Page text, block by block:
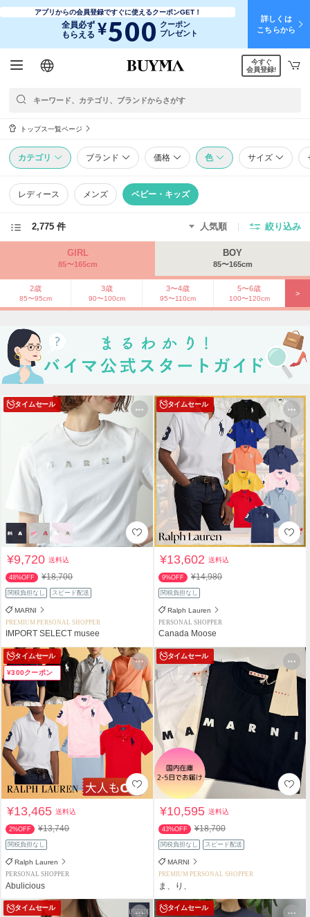
アプリからの会員登録ですぐに使えるクーポンGET！
全員必ず
もらえる ¥500 クーポン
プレゼント
詳しくは
こちらから
日本語
English
简体中文
繁體中文
今すぐ
会員登録!
トップス一覧ページ
カテゴリ ブランド 価格 色 サイズ
レディース メンズ ベビー・キッズ
2,775 件 人気順 絞り込み
GIRL
85〜165cm
BOY
85〜165cm
2歳
85〜95cm
3歳
90〜100cm
3〜4歳
95〜110cm
5〜6歳
100〜120cm
>
タイムセール
¥9,720送料込
48%OFF ¥18,700
関税負担なし スピード配送
MARNI
PREMIUM PERSONAL SHOPPER
IMPORT SELECT musee
タイムセール
¥13,602送料込
9%OFF ¥14,980
関税負担なし
Ralph Lauren
PERSONAL SHOPPER
Canada Moose
タイムセール
¥300クーポン
¥13,465送料込
2%OFF ¥13,740
関税負担なし
Ralph Lauren
PERSONAL SHOPPER
Abulicious
タイムセール
¥10,595送料込
43%OFF ¥18,700
関税負担なし スピード配送
MARNI
PREMIUM PERSONAL SHOPPER
ま、り、
タイムセール タイムセール